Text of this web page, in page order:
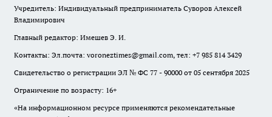
Учредитель: Индивидуальный предприниматель Суворов Алексей
Владимирович
Главный редактор: Имешев Э. И.
Контакты: Эл.почта: voroneztimes@gmail.com, тел: +7 985 814 3429
Свидетельство о регистрации ЭЛ № ФС 77 - 90000 от 05 сентября 2025
Ограничение по возрасту: 16+
«На информационном ресурсе применяются рекомендательные